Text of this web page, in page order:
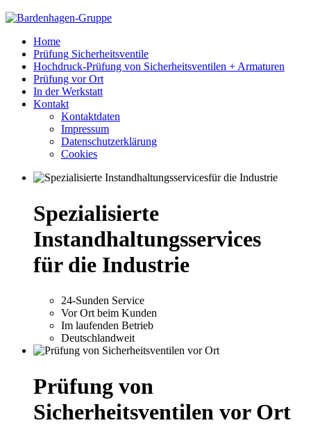
Home
Prüfung Sicherheitsventile
Hochdruck-Prüfung von Sicherheitsventilen + Armaturen
Prüfung vor Ort
In der Werkstatt
Kontakt
Kontaktdaten
Impressum
Datenschutzerklärung
Cookies
Spezialisierte
Instandhaltungsservices
für die Industrie
24-Sunden Service
Vor Ort beim Kunden
Im laufenden Betrieb
Deutschlandweit
Prüfung von
Sicherheitsventilen vor Ort